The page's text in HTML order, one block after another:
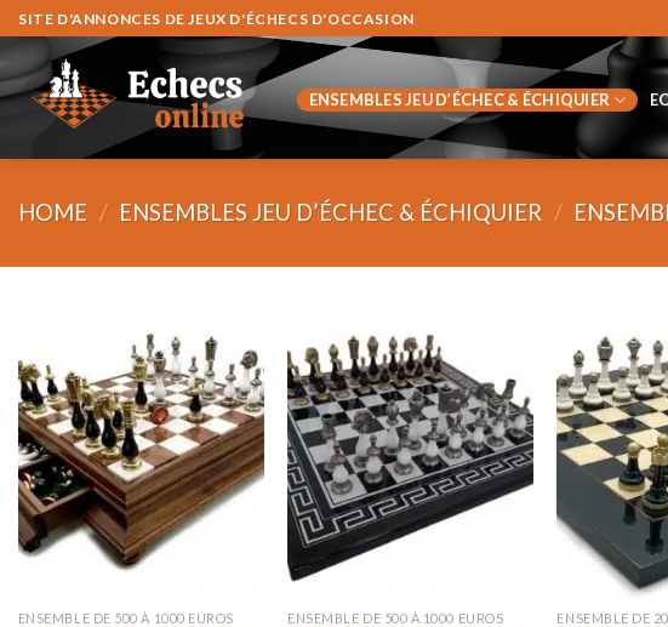
Skip
to
content
SITE D'ANNONCES DE JEUX D'ÉCHECS D'OCCASION
ENSEMBLES JEU D’ÉCHEC & ÉCHIQUIER
HOME / ENSEMBLES JEU D’ÉCHEC & ÉCHIQUIER /
ENSEMBLE DE 500 À 1000 EUROS ENSEMBLE DE 500 À 1000 EUROS ENSEMBLE DE